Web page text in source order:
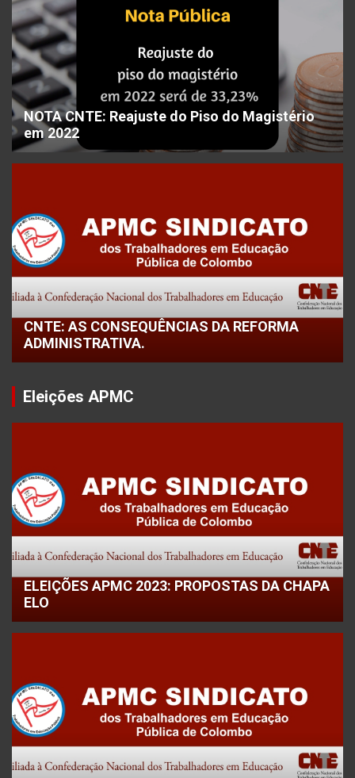
NOTA CNTE: Reajuste do Piso do Magistério
em 2022
CNTE: AS CONSEQUÊNCIAS DA REFORMA
ADMINISTRATIVA.
Eleições APMC
ELEIÇÕES APMC 2023: PROPOSTAS DA CHAPA
ELO